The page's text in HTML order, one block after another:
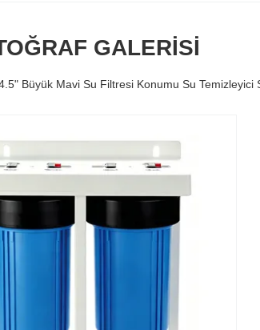
GALERISI
Büyük Mavi Su Filtresi Konumu Su Temizleyici